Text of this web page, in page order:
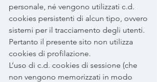
personale, né vengono utilizzati c.d.
cookies persistenti di alcun tipo, ovvero
sistemi per il tracciamento degli utenti.
Pertanto il presente sito non utilizza
cookies di profilazione.
L’uso di c.d. cookies di sessione (che
non vengono memorizzati in modo